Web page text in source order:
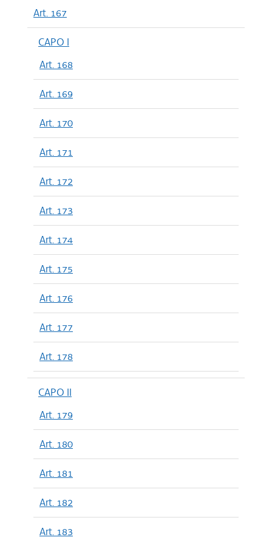
Art. 167
CAPO I
Art. 168
Art. 169
Art. 170
Art. 171
Art. 172
Art. 173
Art. 174
Art. 175
Art. 176
Art. 177
Art. 178
CAPO II
Art. 179
Art. 180
Art. 181
Art. 182
Art. 183